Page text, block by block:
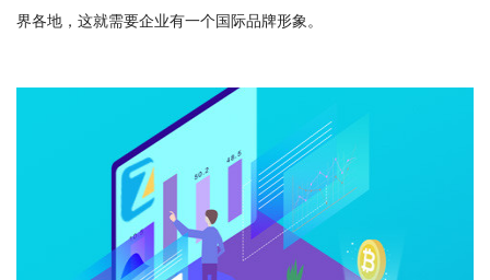
界各地，这就需要企业有一个国际品牌形象。